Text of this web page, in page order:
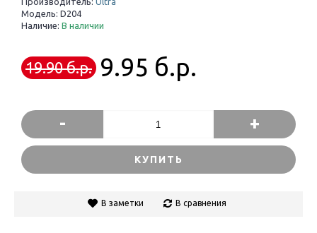
Модель: D204
Наличие: В наличии
19.90 б.р. 9.95 б.р.
- +
КУПИТЬ
В заметки В сравнения